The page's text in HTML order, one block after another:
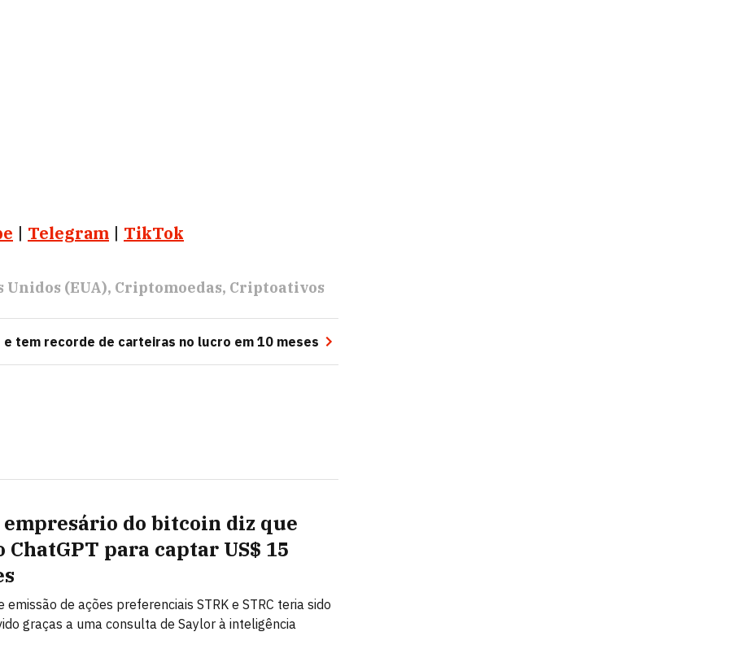
| Telegram | TikTok
Unidos (EUA) Criptomoedas Criptoativos
e tem recorde de carteiras no lucro em 10 meses
do bitcoin diz que
ChatGPT para captar US$ 15
emissão de ações preferenciais STRK e STRC teria sido
graças a uma consulta de Saylor à inteligência